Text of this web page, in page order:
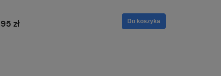
zł Do koszyka